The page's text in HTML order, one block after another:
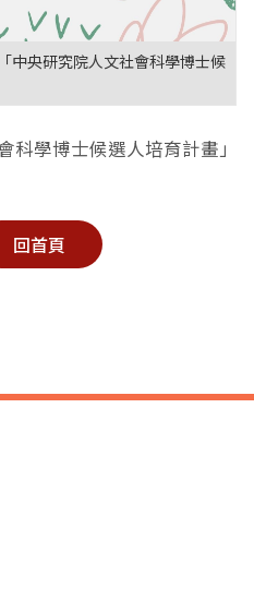
中央研究院人文社會科學博士候
學博士候選人培育計畫」
回首頁